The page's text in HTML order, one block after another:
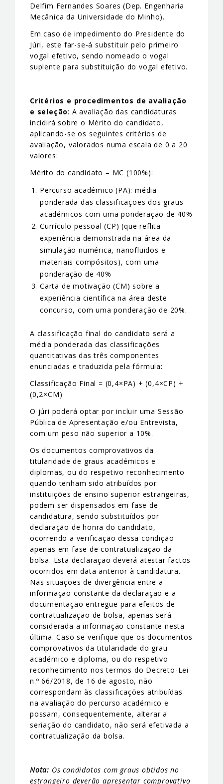
Delfim Fernandes Soares (Dep. Engenharia
Mecânica da Universidade do Minho).
Em caso de impedimento do Presidente do
Júri, este far-se-á substituir pelo primeiro
vogal efetivo, sendo nomeado o vogal
suplente para substituição do vogal efetivo.
Critérios e procedimentos de avaliação
e seleção: A avaliação das candidaturas
incidirá sobre o Mérito do candidato,
aplicando-se os seguintes critérios de
avaliação, valorados numa escala de 0 a 20
valores:
Mérito do candidato – MC (100%):
Percurso académico (PA): média
ponderada das classificações dos graus
académicos com uma ponderação de 40%
Currículo pessoal (CP) (que reflita
experiência demonstrada na área da
simulação numérica, nanofluidos e
materiais compósitos), com uma
ponderação de 40%
Carta de motivação (CM) sobre a
experiência científica na área deste
concurso, com uma ponderação de 20%.
A classificação final do candidato será a
média ponderada das classificações
quantitativas das três componentes
enunciadas e traduzida pela fórmula:
Classificação Final = (0,4×PA) + (0,4×CP) +
(0,2×CM)
O júri poderá optar por incluir uma Sessão
Pública de Apresentação e/ou Entrevista,
com um peso não superior a 10%.
Os documentos comprovativos da
titularidade de graus académicos e
diplomas, ou do respetivo reconhecimento
quando tenham sido atribuídos por
instituições de ensino superior estrangeiras,
podem ser dispensados em fase de
candidatura, sendo substituídos por
declaração de honra do candidato,
ocorrendo a verificação dessa condição
apenas em fase de contratualização da
bolsa. Esta declaração deverá atestar factos
ocorridos em data anterior à candidatura.
Nas situações de divergência entre a
informação constante da declaração e a
documentação entregue para efeitos de
contratualização de bolsa, apenas será
considerada a informação constante nesta
última. Caso se verifique que os documentos
comprovativos da titularidade do grau
académico e diploma, ou do respetivo
reconhecimento nos termos do Decreto-Lei
n.º 66/2018, de 16 de agosto, não
correspondam às classificações atribuídas
na avaliação do percurso académico e
possam, consequentemente, alterar a
seriação do candidato, não será efetivada a
contratualização da bolsa.
Nota: Os candidatos com graus obtidos no
estrangeiro deverão apresentar comprovativo